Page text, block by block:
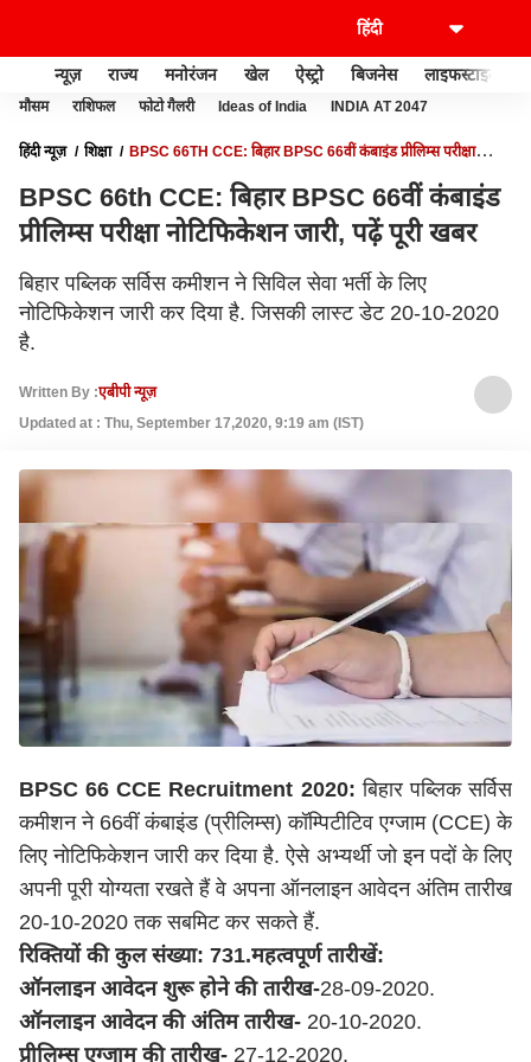
न्यूज़ राज्य मनोरंजन खेल ऐस्ट्रो बिजनेस लाइफस्टाइल
मौसम राशिफल फोटो गैलरी Ideas of India INDIA AT 2047
हिंदी न्यूज़ शिक्षा
BPSC 66TH CCE: बिहार BPSC 66वीं कंबाइंड प्रीलिम्स परीक्षा
BPSC 66th CCE: बिहार BPSC 66वीं कंबाइंड
प्रीलिम्स परीक्षा नोटिफिकेशन जारी, पढ़ें पूरी खबर
बिहार पब्लिक सर्विस कमीशन ने सिविल सेवा भर्ती के लिए
नोटिफिकेशन जारी कर दिया है. जिसकी लास्ट डेट 20-10-2020
है.
Written By :एबीपी न्यूज़
Updated at : Thu, September 17,2020, 9:19 am (IST)
BPSC 66 CCE Recruitment 2020: बिहार पब्लिक सर्विस
कमीशन ने 66वीं कंबाइंड (प्रीलिम्स) कॉम्पिटीटिव एग्जाम (CCE) के
लिए नोटिफिकेशन जारी कर दिया है. ऐसे अभ्यर्थी जो इन पदों के लिए
अपनी पूरी योग्यता रखते हैं वे अपना ऑनलाइन आवेदन अंतिम तारीख
20-10-2020 तक सबमिट कर सकते हैं.
रिक्तियों की कुल संख्या: 731.महत्वपूर्ण तारीखें:
ऑनलाइन आवेदन शुरू होने की तारीख-28-09-2020.
ऑनलाइन आवेदन की अंतिम तारीख- 20-10-2020.
प्रीलिम्स एग्जाम की तारीख- 27-12-2020.